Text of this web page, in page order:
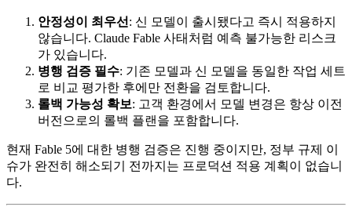
안정성이 최우선 : 신 모델이 출시됐다고 즉시 적용하지
않습니다. Claude Fable 사태처럼 예측 불가능한 리스크
가 있습니다.
병행 검증 필수: 기존 모델과 신 모델을 동일한 작업 세트
로 비교 평가한 후에만 전환을 검토합니다.
롤백 가능성 확보: 고객 환경에서 모델 변경은 항상 이전
버전으로의 롤백 플랜을 포함합니다.
현재 Fable 5에 대한 병행 검증은 진행 중이지만, 정부 규제 이
슈가 완전히 해소되기 전까지는 프로덕션 적용 계획이 없습니
다.